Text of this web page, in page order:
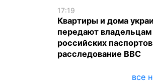
17:19
Квартиры и дома
передают владельцам
российских
расследование BBC
все